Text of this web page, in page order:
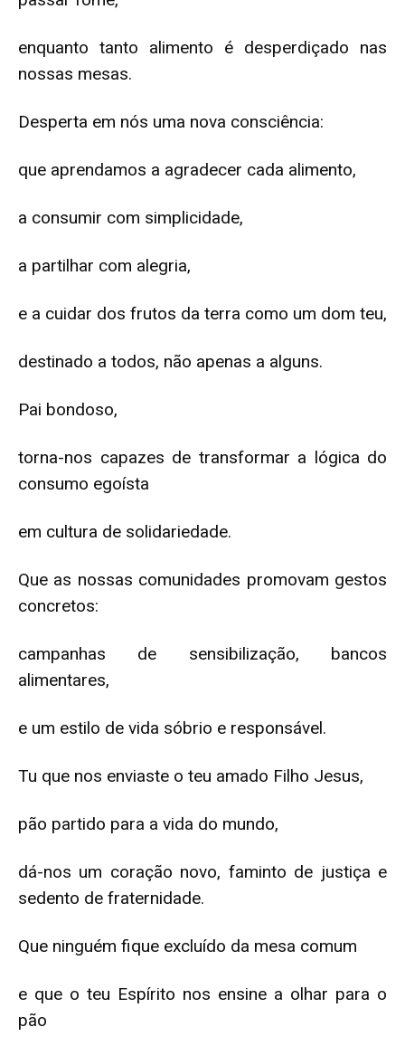
enquanto tanto alimento é desperdiçado nas
nossas mesas.
Desperta em nós uma nova consciência:
que aprendamos a agradecer cada alimento,
a consumir com simplicidade,
a partilhar com alegria,
e a cuidar dos frutos da terra como um dom teu,
destinado a todos, não apenas a alguns.
Pai bondoso,
torna-nos capazes de transformar a lógica do
consumo egoísta
em cultura de solidariedade.
Que as nossas comunidades promovam gestos
concretos:
campanhas de sensibilização, bancos
alimentares,
e um estilo de vida sóbrio e responsável.
Tu que nos enviaste o teu amado Filho Jesus,
pão partido para a vida do mundo,
dá-nos um coração novo, faminto de justiça e
sedento de fraternidade.
Que ninguém fique excluído da mesa comum
e que o teu Espírito nos ensine a olhar para o
pão